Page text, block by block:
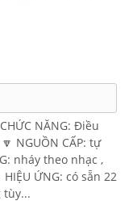
NĂNG: Điều
NGUỒN CẤP: tự
nháy theo nhạc ,
ỨNG: có sẵn 22
tùy...